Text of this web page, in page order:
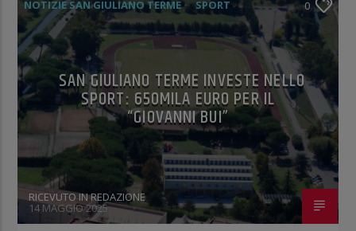
NOTIZIE SAN GIULIANO TERME SPORT 0
SAN GIULIANO TERME INVESTE NELLO
SPORT: 650MILA EURO PER IL
“GIOVANNI BUI”
RICEVUTO IN REDAZIONE
14 MAGGIO 2025